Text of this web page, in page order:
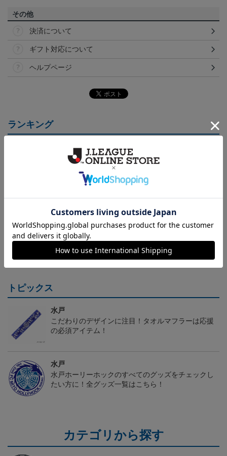
その他
決済について
ギフト対応について
ヘルプページ
ランキング
（Sｰ3XL）2026/27 オー
センティックユニフォー
（130-160cm）2026/27
ンティックユニフォーム
FP 1st
23,020円～28,520円
トピックス
水戸
こだわりのデザインに注目！タオルマフラーは応援
の必須アイテム！
水戸
水戸ホーリーホックのすべてのグッズをチェックし
たい方に！全グッズ一覧はこちら！
カテゴリから探す